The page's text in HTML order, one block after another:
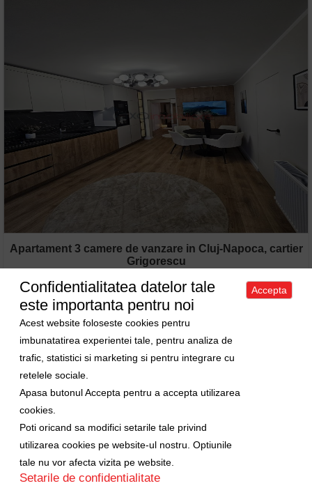
Apartament 3 camere de vanzare in Cluj-Napoca, cartier
Grigorescu
Vanzare Apartament • 3 camere • 55m2
Cluj-Napoca • Grigorescu
ID: 6843
Confidentialitatea datelor tale
este importanta pentru noi
Acest website foloseste cookies pentru
imbunatatirea experientei tale, pentru analiza de
trafic, statistici si marketing si pentru integrare cu
retelele sociale.
Apasa butonul Accepta pentru a accepta utilizarea
cookies.
Poti oricand sa modifici setarile tale privind
utilizarea cookies pe website-ul nostru. Optiunile
tale nu vor afecta vizita pe website.
Setarile de confidentialitate
Accepta